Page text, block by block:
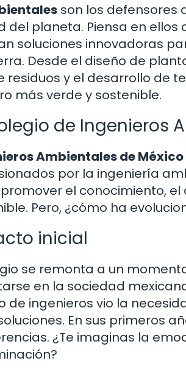
son los defensores
del planeta. Piensa en
soluciones innovadoras
Desde el diseño de
residuos y el desarrollo de
más verde y sostenible.
de Ingenieros
Ambientales de México
por la ingeniería
el conocimiento, el
Pero, ¿cómo ha
inicial
se remonta a un
en la sociedad
de ingenieros vio la
En sus primeros
¿Te imaginas la